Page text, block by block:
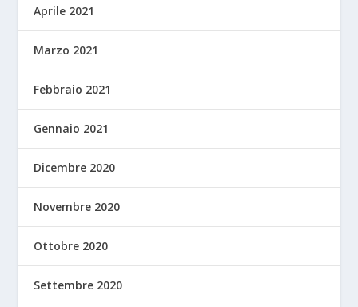
Aprile 2021
Marzo 2021
Febbraio 2021
Gennaio 2021
Dicembre 2020
Novembre 2020
Ottobre 2020
Settembre 2020